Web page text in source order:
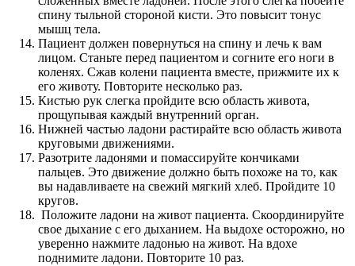
спину тыльной стороной кисти. Это повысит тонус
мышц тела.
Пациент должен повернуться на спину и лечь к вам
лицом. Станьте перед пациентом и согните его ноги в
коленях. Сжав колени пациента вместе, прижмите их к
его животу. Повторите несколько раз.
Кистью рук слегка пройдите всю область живота,
прощупывая каждый внутренний орган.
Нижней частью ладони растирайте всю область живота
круговыми движениями.
Разотрите ладонями и помассируйте кончиками
пальцев. Это движение должно быть похоже на то, как
вы надавливаете на свежий мягкий хлеб. Пройдите 10
кругов.
Положите ладони на живот пациента. Скоординируйте
свое дыхание с его дыханием. На выдохе осторожно, но
уверенно нажмите ладонью на живот. На вдохе
поднимите ладони. Повторите 10 раз.